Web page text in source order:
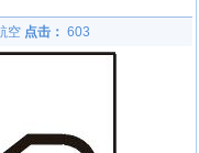
空 点击： 603